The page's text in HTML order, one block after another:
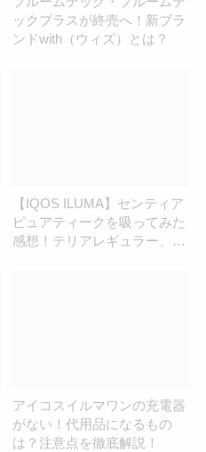
ックプラスが終売へ！新ブラ
ンドwith（ウィズ）とは？
【IQOS ILUMA】センティア
ピュアティークを吸ってみた
感想！テリアレギュラー、セ
アイコスイルマワンの充電器
がない！代用品になるもの
は？注意点を徹底解説！